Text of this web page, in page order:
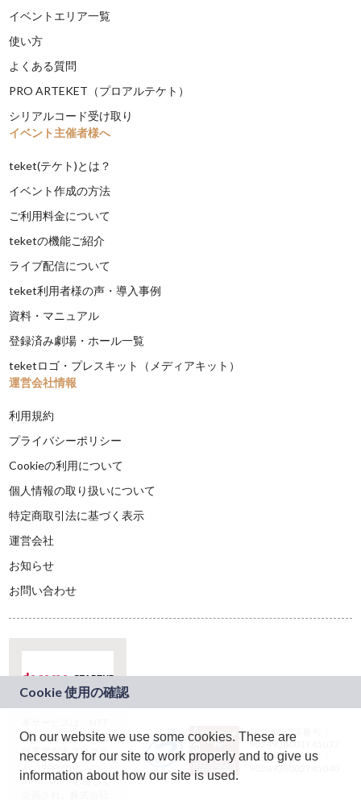
イベントエリア一覧
使い方
よくある質問
PRO ARTEKET（プロアルテケト）
シリアルコード受け取り
イベント主催者様へ
teket(テケト)とは？
イベント作成の方法
ご利用料金について
teketの機能ご紹介
ライブ配信について
teket利用者様の声・導入事例
資料・マニュアル
登録済み劇場・ホール一覧
teketロゴ・プレスキット（メディアキット）
運営会社情報
利用規約
プライバシーポリシー
Cookieの利用について
個人情報の取り扱いについて
特定商取引法に基づく表示
運営会社
お知らせ
お問い合わせ
ドコモグループの新
規事業創出プログラ
ム「docomo
STARTUP」を通じて
JASRAC許諾番号：
9024936001Y45037
JASRAC許諾番号：
On our website we use some cookies. These are
necessary for our site to work properly and to give us
information about how our site is used.